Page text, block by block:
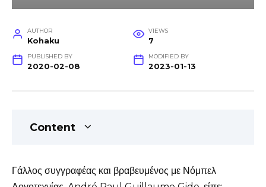
AUTHOR
Kohaku
VIEWS
7
PUBLISHED BY
2020-02-08
MODIFIED BY
2023-01-13
Content
Γάλλος συγγραφέας και βραβευμένος με Νόμπελ